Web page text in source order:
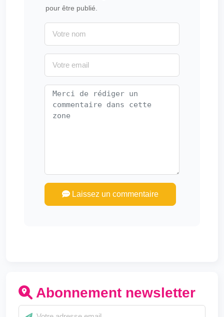
pour être publié.
Laissez un commentaire
Abonnement newsletter